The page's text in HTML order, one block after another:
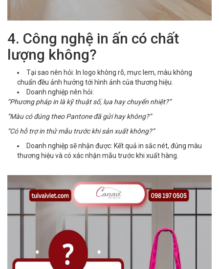
4. Công nghệ in ấn có chất
lượng không?
Tại sao nên hỏi: In logo không rõ, mực lem, màu không
chuẩn đều ảnh hưởng tới hình ảnh của thương hiệu.
Doanh nghiệp nên hỏi:
“Phương pháp in là kỹ thuật số, lụa hay chuyển nhiệt?”
“Màu có đúng theo Pantone đã gửi hay không?”
“Có hỗ trợ in thử mẫu trước khi sản xuất không?”
Doanh nghiệp sẽ nhận được: Kết quả in sắc nét, đúng màu
thương hiệu và có xác nhận mẫu trước khi xuất hàng.